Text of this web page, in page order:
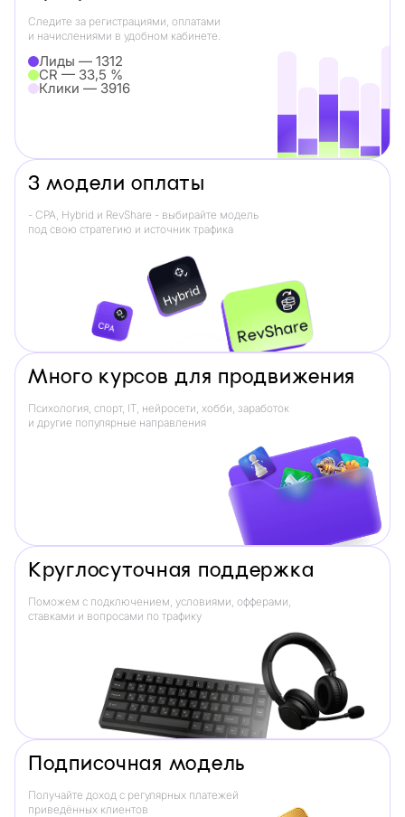
Следите за регистрациями, оплатами
и начислениями в удобном кабинете.
Лиды — 1312
CR — 33,5 %
Клики — 3916
3 модели оплаты
- CPA, Hybrid и RevShare - выбирайте модель
под свою стратегию и источник трафика
Много курсов для продвижения
Психология, спорт, IT, нейросети, хобби, заработок
и другие популярные направления
Круглосуточная поддержка
Поможем с подключением, условиями, офферами,
ставками и вопросами по трафику
Подписочная модель
Получайте доход с регулярных платежей
приведённых клиентов